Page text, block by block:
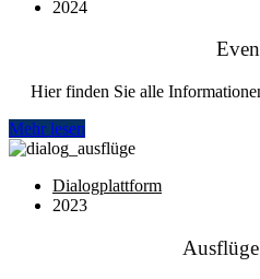
2024
Hier finden Sie alle
Mehr lesen
Dialogplattform
2023